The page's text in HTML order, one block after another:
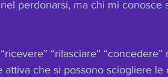
perdonarsi, ma chi mi conosce
“rilasciare” “concedere”
attiva che si possono sciogliere le